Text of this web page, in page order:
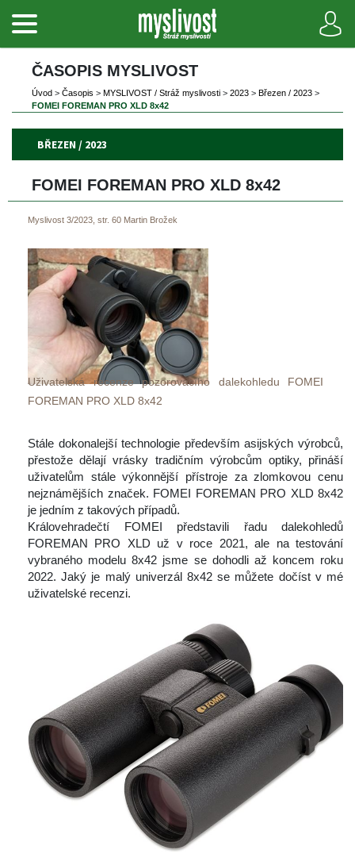
ČASOPIS MYSLIVOST
Úvod > Časopi > MYSLIVOST / Stráž myslivosti > 2023 > Březen / 2023 >
FOMEI FOREMAN PRO XLD 8x42
BŘEZEN / 2023
FOMEI FOREMAN PRO XLD 8x42
Myslivost 3/2023, str. 60 Martin Brožek
Uživatelská recenze pozorovacího dalekohledu FOMEI
FOREMAN PRO XLD 8x42
Stále dokonalejší technologie především asijských výrobců,
přestože dělají vrásky tradičním výrobcům optiky, přináší
uživatelům stále výkonnější přístroje za zlomkovou cenu
nejznámějších značek. FOMEI FOREMAN PRO XLD 8x42
je jedním z takových případů.
Královehradečtí FOMEI představili řadu dalekohledů
FOREMAN PRO XLD už v roce 2021, ale na testování
vybraného modelu 8x42 jsme se dohodli až koncem roku
2022. Jaký je malý univerzál 8x42 se můžete dočíst v mé
uživatelské recenzi.